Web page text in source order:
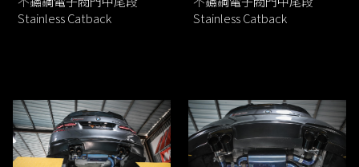
Stainless Catback
Stainless Catback